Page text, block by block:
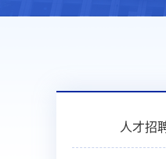
人才招